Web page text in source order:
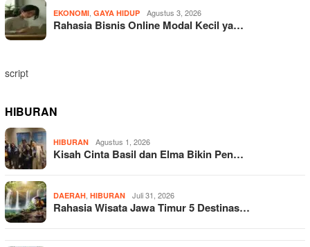
EKONOMI GAYA HIDUP Agustus 3, 2026
Rahasia Bisnis Online Modal Kecil ya…
script
HIBURAN
HIBURAN Agustus 1, 2026
Kisah Cinta Basil dan Elma Bikin Pen…
DAERAH HIBURAN Juli 31, 2026
Rahasia Wisata Jawa Timur 5 Destinas…